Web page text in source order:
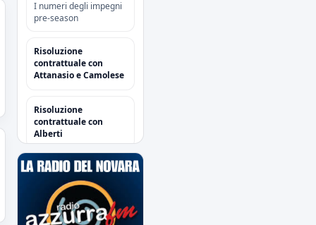
I numeri degli impegni
pre-season
Risoluzione
contrattuale con
Attanasio e Camolese
Risoluzione
contrattuale con
Alberti
Acquisti/Cessioni
"Sessione Estiva
2026/2027"
tutte le operazioni degli
azzurri